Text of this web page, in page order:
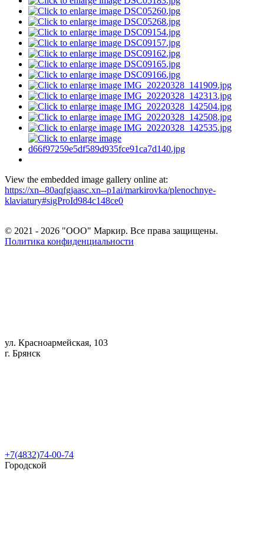
View the embedded image gallery online at:
https://xn--80aqfgjaasc.xn--p1ai/markirovka/plenochnye-
klaviatury#sigProId984c148ce0
© 2021 - 2026 "ООО" Маркир. Все права защищены.
Политика конфиденциальности
ул. Красноармейская, 103
г. Брянск
+7(4832)74-00-74
Городской